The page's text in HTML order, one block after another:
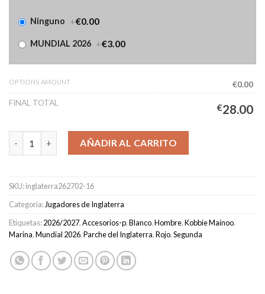
Ninguno +€0.00
MUNDIAL 2026 +€3.00
OPTIONS AMOUNT
€0.00
FINAL TOTAL
€28.00
Camiseta Inglaterra Segunda Equipación Hombre 2026/2027 -
AÑADIR AL CARRITO
SKU:inglaterra262702-16
Categoría:Jugadores de Inglaterra
Etiquetas:2026/2027,Accesorios-p,Blanco,Hombre,Kobbie Mainoo,
Marina,Mundial 2026,Parche del Inglaterra,Rojo,Segunda